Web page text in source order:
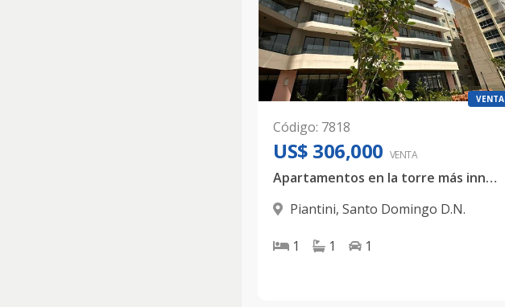
VENTA
Código: 7818
US$ 306,000 VENTA
Apartamentos en la torre más innovadora de Piantini
Piantini, Santo Domingo D.N.
1 1 1